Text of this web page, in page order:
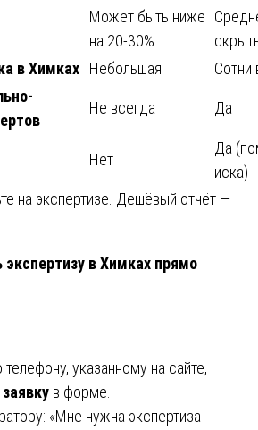
Может быть ниже
на 20-30%
в Химках Небольшая
Сотни
Не всегда Да
Нет
Да
иска)
на экспертизе. Дешёвый отчёт —
экспертизу в Химках прямо
телефону, указанному на сайте,
в форме.
«Мне нужна экспертиза